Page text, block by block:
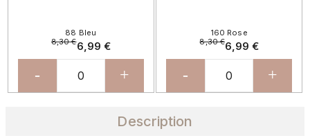
88 Bleu
8,30 €6,99 €
- +
160 Rose
8,30 €6,99 €
- +
Description